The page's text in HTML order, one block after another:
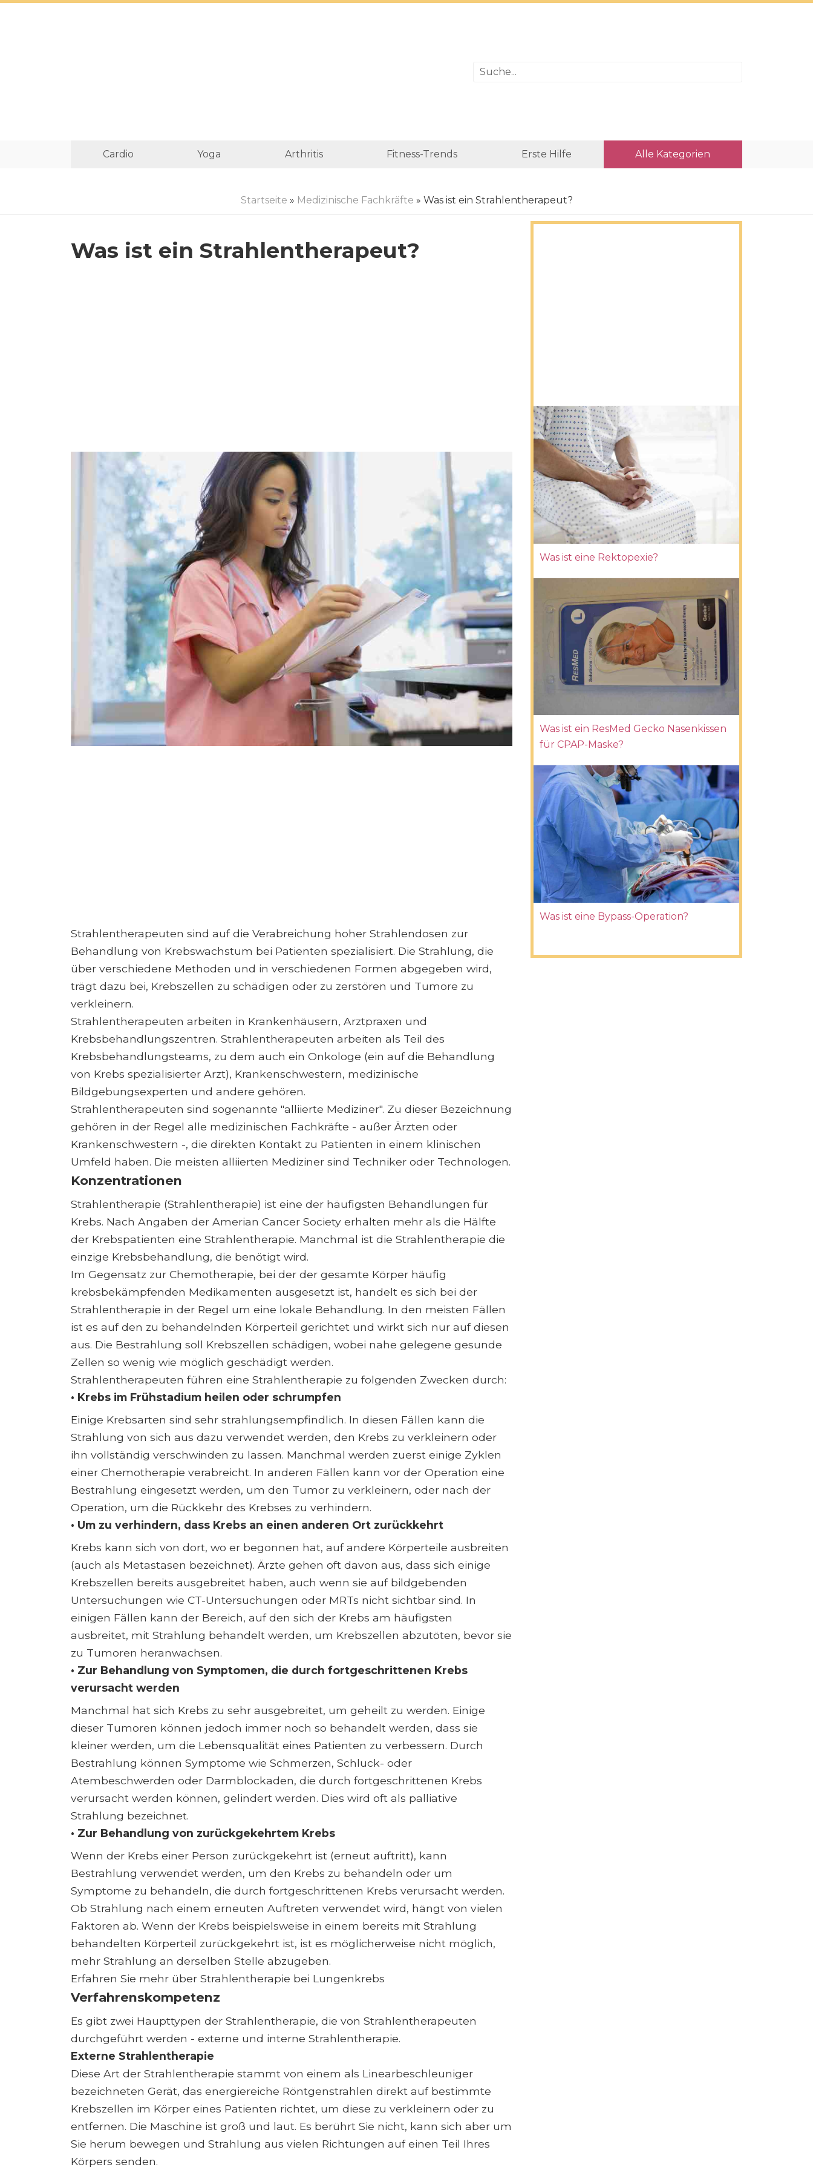
Cardio Yoga Arthritis Fitness-Trends Erste Hilfe Alle Kategorien
Startseite » Medizinische Fachkräfte » Was ist ein Strahlentherapeut?
Was ist ein Strahlentherapeut?
Strahlentherapeuten sind auf die Verabreichung hoher Strahlendosen zur
Behandlung von Krebswachstum bei Patienten spezialisiert. Die Strahlung, die
über verschiedene Methoden und in verschiedenen Formen abgegeben wird,
trägt dazu bei, Krebszellen zu schädigen oder zu zerstören und Tumore zu
verkleinern.
Strahlentherapeuten arbeiten in Krankenhäusern, Arztpraxen und
Krebsbehandlungszentren. Strahlentherapeuten arbeiten als Teil des
Krebsbehandlungsteams, zu dem auch ein Onkologe (ein auf die Behandlung
von Krebs spezialisierter Arzt), Krankenschwestern, medizinische
Bildgebungsexperten und andere gehören.
Strahlentherapeuten sind sogenannte "alliierte Mediziner". Zu dieser Bezeichnung
gehören in der Regel alle medizinischen Fachkräfte - außer Ärzten oder
Krankenschwestern -, die direkten Kontakt zu Patienten in einem klinischen
Umfeld haben. Die meisten alliierten Mediziner sind Techniker oder Technologen.
Konzentrationen
Strahlentherapie (Strahlentherapie) ist eine der häufigsten Behandlungen für
Krebs. Nach Angaben der Amerian Cancer Society erhalten mehr als die Hälfte
der Krebspatienten eine Strahlentherapie. Manchmal ist die Strahlentherapie die
einzige Krebsbehandlung, die benötigt wird.
Im Gegensatz zur Chemotherapie, bei der der gesamte Körper häufig
krebsbekämpfenden Medikamenten ausgesetzt ist, handelt es sich bei der
Strahlentherapie in der Regel um eine lokale Behandlung. In den meisten Fällen
ist es auf den zu behandelnden Körperteil gerichtet und wirkt sich nur auf diesen
aus. Die Bestrahlung soll Krebszellen schädigen, wobei nahe gelegene gesunde
Zellen so wenig wie möglich geschädigt werden.
Strahlentherapeuten führen eine Strahlentherapie zu folgenden Zwecken durch:
• Krebs im Frühstadium heilen oder schrumpfen
Einige Krebsarten sind sehr strahlungsempfindlich. In diesen Fällen kann die
Strahlung von sich aus dazu verwendet werden, den Krebs zu verkleinern oder
ihn vollständig verschwinden zu lassen. Manchmal werden zuerst einige Zyklen
einer Chemotherapie verabreicht. In anderen Fällen kann vor der Operation eine
Bestrahlung eingesetzt werden, um den Tumor zu verkleinern, oder nach der
Operation, um die Rückkehr des Krebses zu verhindern.
• Um zu verhindern, dass Krebs an einen anderen Ort zurückkehrt
Krebs kann sich von dort, wo er begonnen hat, auf andere Körperteile ausbreiten
(auch als Metastasen bezeichnet). Ärzte gehen oft davon aus, dass sich einige
Krebszellen bereits ausgebreitet haben, auch wenn sie auf bildgebenden
Untersuchungen wie CT-Untersuchungen oder MRTs nicht sichtbar sind. In
einigen Fällen kann der Bereich, auf den sich der Krebs am häufigsten
ausbreitet, mit Strahlung behandelt werden, um Krebszellen abzutöten, bevor sie
zu Tumoren heranwachsen.
• Zur Behandlung von Symptomen, die durch fortgeschrittenen Krebs
verursacht werden
Manchmal hat sich Krebs zu sehr ausgebreitet, um geheilt zu werden. Einige
dieser Tumoren können jedoch immer noch so behandelt werden, dass sie
kleiner werden, um die Lebensqualität eines Patienten zu verbessern. Durch
Bestrahlung können Symptome wie Schmerzen, Schluck- oder
Atembeschwerden oder Darmblockaden, die durch fortgeschrittenen Krebs
verursacht werden können, gelindert werden. Dies wird oft als palliative
Strahlung bezeichnet.
• Zur Behandlung von zurückgekehrtem Krebs
Wenn der Krebs einer Person zurückgekehrt ist (erneut auftritt), kann
Bestrahlung verwendet werden, um den Krebs zu behandeln oder um
Symptome zu behandeln, die durch fortgeschrittenen Krebs verursacht werden.
Ob Strahlung nach einem erneuten Auftreten verwendet wird, hängt von vielen
Faktoren ab. Wenn der Krebs beispielsweise in einem bereits mit Strahlung
behandelten Körperteil zurückgekehrt ist, ist es möglicherweise nicht möglich,
mehr Strahlung an derselben Stelle abzugeben.
Erfahren Sie mehr über Strahlentherapie bei Lungenkrebs
Verfahrenskompetenz
Es gibt zwei Haupttypen der Strahlentherapie, die von Strahlentherapeuten
durchgeführt werden - externe und interne Strahlentherapie.
Externe Strahlentherapie
Diese Art der Strahlentherapie stammt von einem als Linearbeschleuniger
bezeichneten Gerät, das energiereiche Röntgenstrahlen direkt auf bestimmte
Krebszellen im Körper eines Patienten richtet, um diese zu verkleinern oder zu
entfernen. Die Maschine ist groß und laut. Es berührt Sie nicht, kann sich aber um
Sie herum bewegen und Strahlung aus vielen Richtungen auf einen Teil Ihres
Körpers senden.
Was ist eine Rektopexie?
Was ist ein ResMed Gecko Nasenkissen
für CPAP-Maske?
Was ist eine Bypass-Operation?